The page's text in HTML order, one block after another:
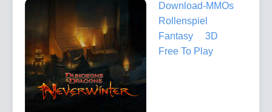
Download-MMOs
Rollenspiel
Fantasy
3D
Free To Play